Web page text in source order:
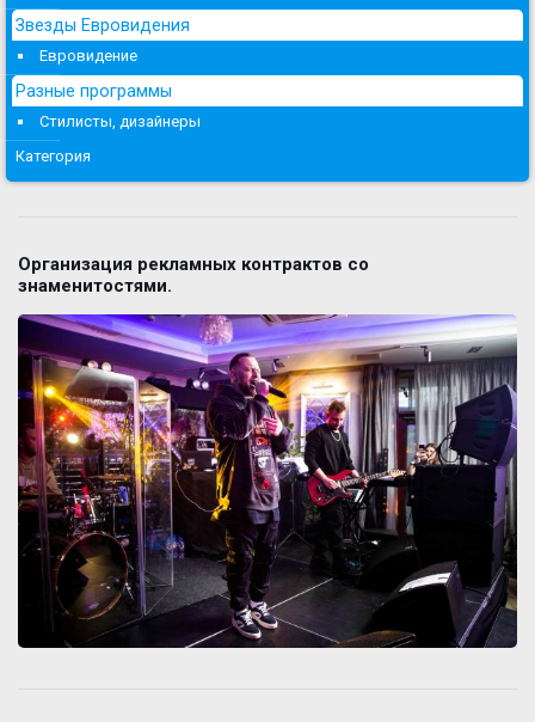
Звезды Евровидения
Евровидение
Разные программы
Стилисты, дизайнеры
Категория
Организация рекламных контрактов со
знаменитостями.